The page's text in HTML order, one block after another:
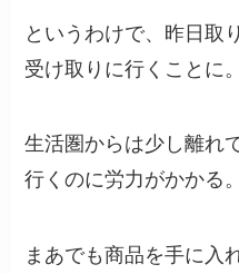
というわけで、昨日取
受け取りに行くことに。
生活圏からは少し離れ
行くのに労力がかかる。
まあでも商品を手に入